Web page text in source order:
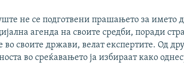
не се подготвени прашањето за името
агенда на своите средби, поради
во своите држави, велат експертите. Од
во среќавањето ја избираат како